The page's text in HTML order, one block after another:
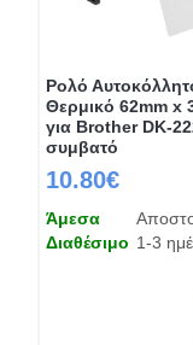
Ρολό
Θερμικό 62mm x
για Brother DK-
συμβατό
10.80€
Άμεσα
Διαθέσιμο 1-3